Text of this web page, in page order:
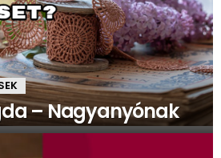
– Nagyanyónak